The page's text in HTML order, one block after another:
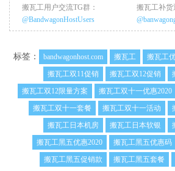
搬瓦工用户交流TG群：
@BandwagonHostUsers
搬瓦工补货
标签： bandwagonhost.com 搬瓦工 搬瓦工
搬瓦工双11促销
搬瓦工双12促销
搬瓦工双12限量方案
搬瓦工双十一优惠2020
搬瓦工双十一套餐
搬瓦工双十一活动
搬瓦工日本机房
搬瓦工日本软银
搬瓦工黑五优惠2020
搬瓦工黑五优惠码
搬瓦工黑五促销款
搬瓦工黑五套餐